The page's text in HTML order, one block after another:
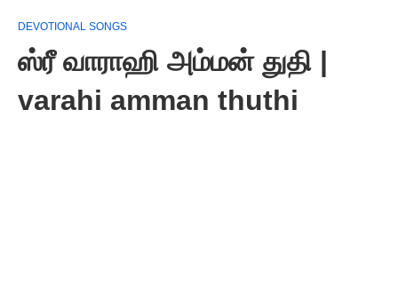
DEVOTIONAL SONGS
ஸ்ரீ வாராஹி அம்மன் துதி |
varahi amman thuthi